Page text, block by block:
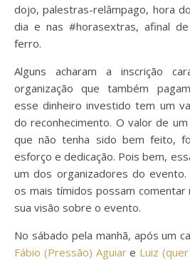
dojo, palestras-relâmpago, hora
dia e nas #horasextras, afinal
ferro.
Alguns acharam a inscrição
organização que também
esse dinheiro investido tem um
do reconhecimento. O valor de
que não tenha sido bem feito,
esforço e dedicação. Pois bem,
um dos organizadores do
os mais tímidos possam
sua visão sobre o evento.
No sábado pela manhã, após um
Fábio (Pressão) Aguiare Luiz